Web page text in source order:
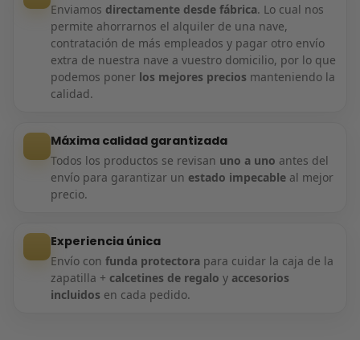
Enviamos directamente desde fábrica. Lo cual nos
permite ahorrarnos el alquiler de una nave,
contratación de más empleados y pagar otro envío
extra de nuestra nave a vuestro domicilio, por lo que
podemos poner los mejores precios manteniendo la
calidad.
Máxima calidad garantizada
Todos los productos se revisan uno a uno antes del
envío para garantizar un estado impecableal mejor
precio.
Experiencia única
Envío con funda protectorapara cuidar la caja de la
zapatilla + calcetines de regalo y accesorios
incluidos en cada pedido.